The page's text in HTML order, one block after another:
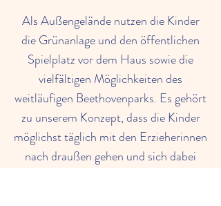
Als Außengelände nutzen die Kinder
die Grünanlage und den öffentlichen
Spielplatz vor dem Haus sowie die
vielfältigen Möglichkeiten des
weitläufigen Beethovenparks. Es gehört
zu unserem Konzept, dass die Kinder
möglichst täglich mit den Erzieherinnen
nach draußen gehen und sich dabei